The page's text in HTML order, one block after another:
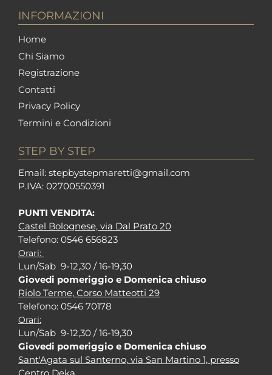
INFORMAZIONI
Home
Chi Siamo
Registrazione
Contatti
Privacy Policy
Termini e Condizioni
STEP BY STEP
Email: stepbystepmaretti@gmail.com
P.IVA: 02700550391
PUNTI VENDITA:
Castel Bolognese, via Dal Prato 20
Telefono: 0546 656823
Orari:
Lun/Sab 9-12,30 / 16-19,30
Giovedi pomeriggio e Domenica chiuso
Riolo Terme, Corso Matteotti 29
Telefono: 0546 70178
Orari:
Lun/Sab 9-12,30 / 16-19,30
Giovedi pomeriggio e Domenica chiuso
Sant'Agata sul Santerno, via San Martino 1, presso